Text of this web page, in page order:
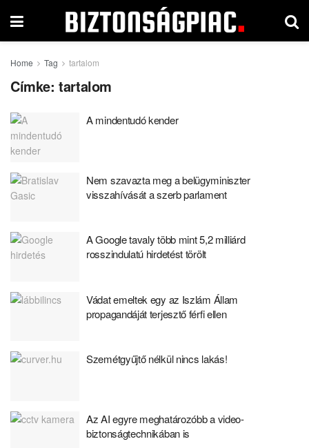
Home Tag tartalom
Címke:tartalom
A mindentudó kender
Nem szavazta meg a belügyminiszter
visszahívását a szerb parlament
A Google tavaly több mint 5,2 milliárd
rosszindulatú hirdetést törölt
Vádat emeltek egy az Iszlám Állam
propagandáját terjesztő férfi ellen
Szemétgyűjtő nélkül nincs lakás!
Az AI egyre meghatározóbb a video-
biztonságtechnikában is